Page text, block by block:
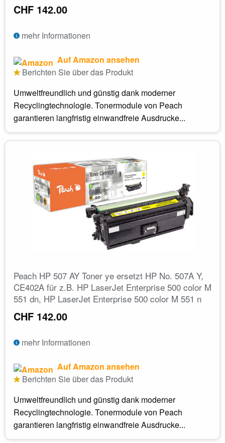
CHF 142.00
mehr Informationen
Auf Amazon ansehen
Berichten Sie über das Produkt
Umweltfreundlich und günstig dank moderner
Recyclingtechnologie. Tonermodule von Peach
garantieren langfristig einwandfreie Ausdrucke...
Peach HP 507 AY Toner ye ersetzt HP No. 507A Y,
CE402A für z.B. HP LaserJet Enterprise 500 color M
551 dn, HP LaserJet Enterprise 500 color M 551 n
CHF 142.00
mehr Informationen
Auf Amazon ansehen
Berichten Sie über das Produkt
Umweltfreundlich und günstig dank moderner
Recyclingtechnologie. Tonermodule von Peach
garantieren langfristig einwandfreie Ausdrucke...